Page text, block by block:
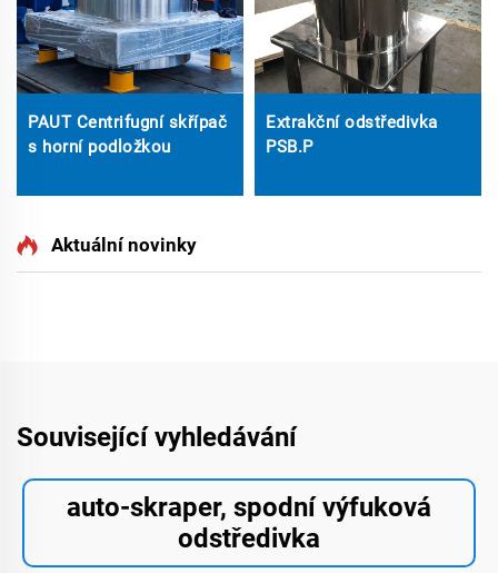
PAUT Centrifugní skřípač
s horní podložkou
Extrakční odstředivka
PSB.P
Aktuální novinky
Související vyhledávání
auto-skraper, spodní výfuková
odstředivka